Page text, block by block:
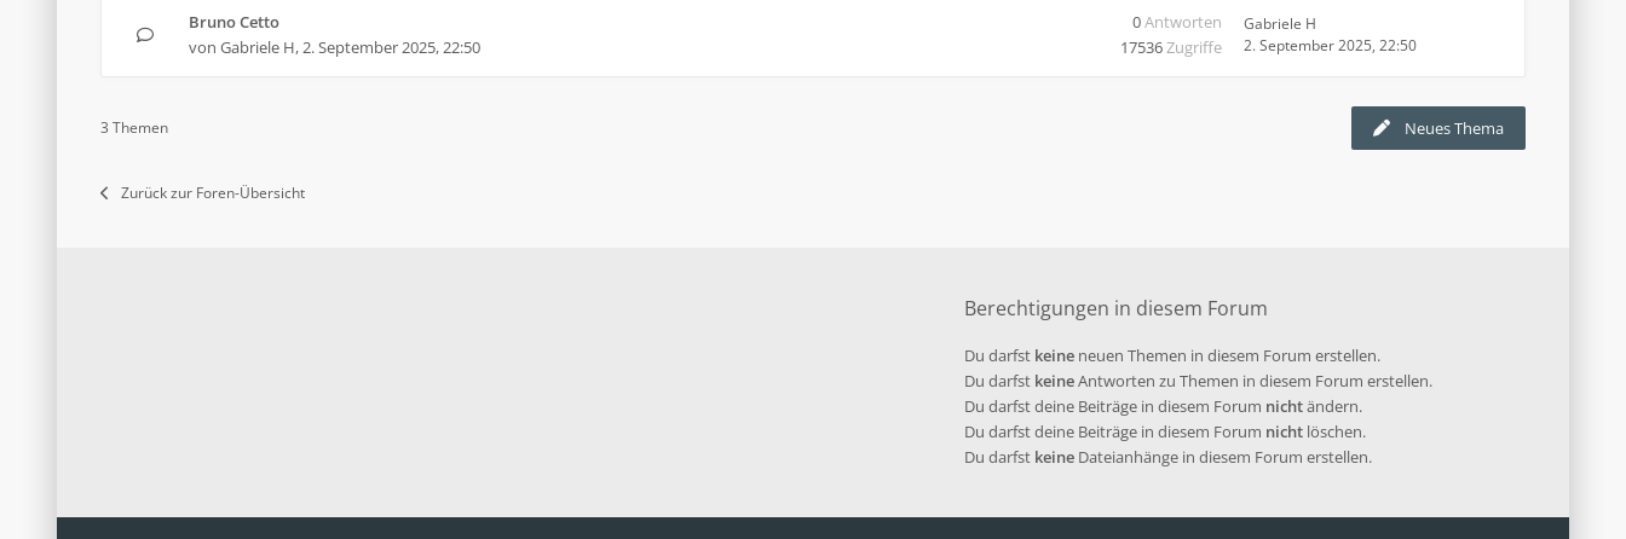
Bruno Cetto
von Gabriele H,2. September 2025, 22:50
0Antworten
17536Zugriffe
Gabriele H
2. September 2025, 22:50
Neues Thema
3 Themen
Zurück zur Foren-Übersicht
Berechtigungen in diesem Forum
Du darfst keine neuen Themen in diesem Forum erstellen.
Du darfst keineAntworten zu Themen in diesem Forum erstellen.
Du darfst deine Beiträge in diesem Forum nichtändern.
Du darfst deine Beiträge in diesem Forum nicht löschen.
Du darfst keine Dateianhänge in diesem Forum erstellen.